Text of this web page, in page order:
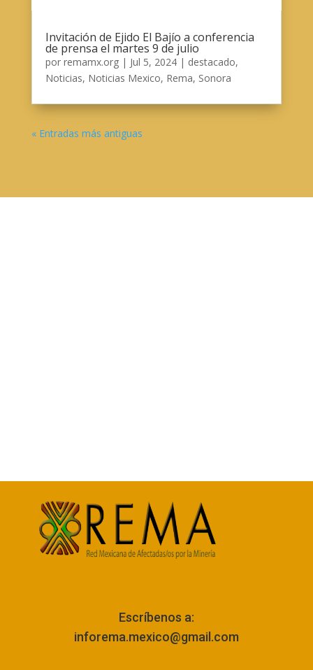
Invitación de Ejido El Bajío a conferencia
de prensa el martes 9 de julio
por remamx.org| Jul 5, 2024| destacado,
Noticias, Noticias Mexico, Rema, Sonora
« Entradas más antiguas
Escríbenos a:
inforema.mexico@gmail.com